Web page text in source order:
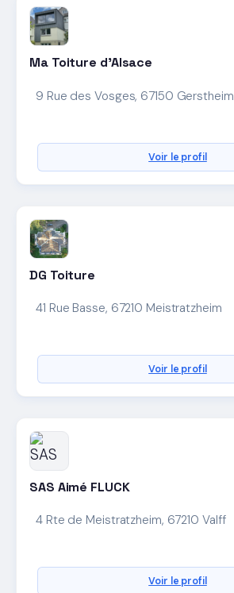
Ma Toiture d'Alsace
9 Rue des Vosges, 67150 Gerstheim
Voir le profil
DG Toiture
41 Rue Basse, 67210 Meistratzheim
Voir le profil
SAS Aimé FLUCK
4 Rte de Meistratzheim, 67210 Valff
Voir le profil